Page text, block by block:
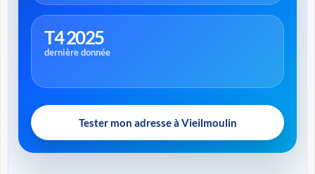
T4 2025
dernière donnée
Tester mon adresse à Vieilmoulin